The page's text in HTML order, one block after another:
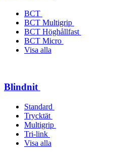
BCT
BCT Multigrip
BCT Höghållfast
BCT Micro
Visa alla
Blindnit
Standard
Trycktät
Multigrip
Tri-link
Visa alla